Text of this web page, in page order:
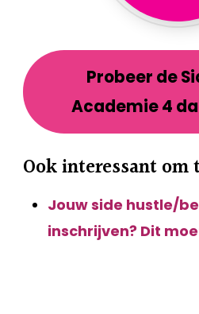
Probeer de
Academie 4
Ook interessant om
Jouw side hustle/
inschrijven? Dit